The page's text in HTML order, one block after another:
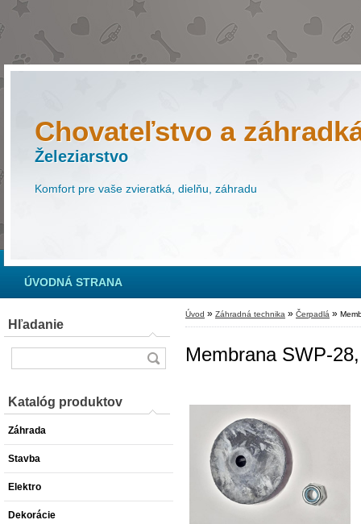
Chovateľstvo a
Železiarstvo
Komfort pre vaše zvieratká, dielňu, záhradu
ÚVODNÁ STRANA
Hľadanie
Katalóg produktov
Záhrada
Stavba
Elektro
Dekorácie
Úvod » Záhradná technika » Čerpadlá »
Membrana SWP-